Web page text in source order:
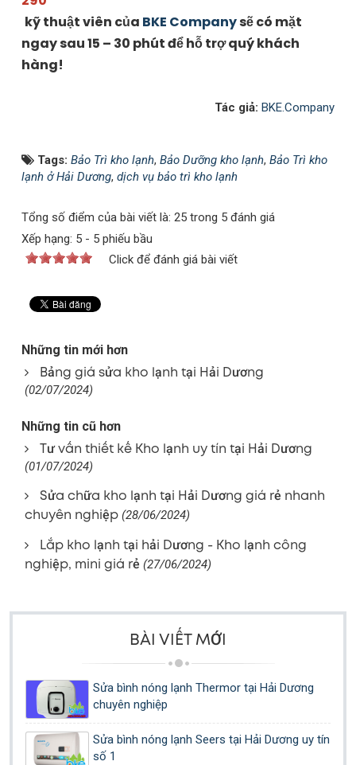
kỹ thuật viên của BKE Companysẽ có mặt
ngay sau 15 – 30 phút để hỗ trợ quý khách
hàng!
Tác giả: BKE.Company
Tags: Bảo Trì kho lạnh, Bảo Dưỡng kho lạnh, Bảo Trì kho
lạnh ở Hải Dương, dịch vụ bảo trì kho lạnh
Tổng số điểm của bài viết là: 25 trong 5 đánh giá
Xếp hạng: 5 - 5 phiếu bầu
Click để đánh giá bài viết
Những tin mới hơn
Bảng giá sửa kho lạnh tại Hải Dương
(02/07/2024)
Những tin cũ hơn
Tư vấn thiết kế Kho lạnh uy tín tại Hải Dương
(01/07/2024)
Sửa chữa kho lạnh tại Hải Dương giá rẻ nhanh
chuyên nghiệp (28/06/2024)
Lắp kho lạnh tại hải Dương - Kho lạnh công
nghiệp, mini giá rẻ (27/06/2024)
BÀI VIẾT MỚI
Sửa bình nóng lạnh Thermor tại Hải Dương
chuyên nghiệp
Sửa bình nóng lạnh Seers tại Hải Dương uy tín
số 1